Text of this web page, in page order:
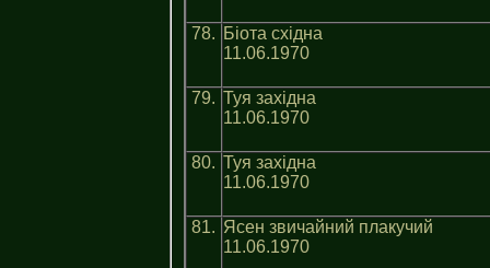
78. Біота східна
11.06.1970
79. Туя західна
11.06.1970
80. Туя західна
11.06.1970
81. Ясен звичайний плакучий
11.06.1970